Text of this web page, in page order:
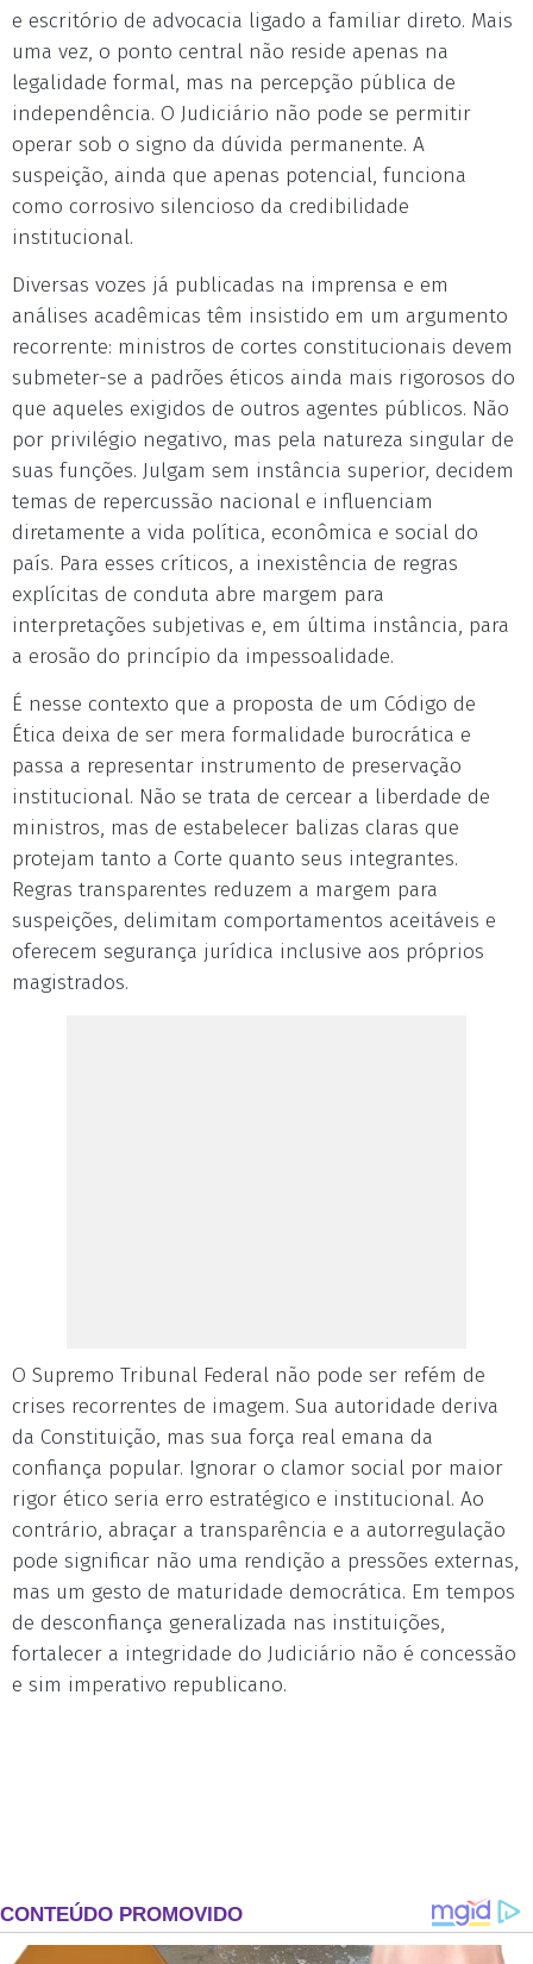
e escritório de advocacia ligado a familiar direto. Mais
uma vez, o ponto central não reside apenas na
legalidade formal, mas na percepção pública de
independência. O Judiciário não pode se permitir
operar sob o signo da dúvida permanente. A
suspeição, ainda que apenas potencial, funciona
como corrosivo silencioso da credibilidade
institucional.
Diversas vozes já publicadas na imprensa e em
análises acadêmicas têm insistido em um argumento
recorrente: ministros de cortes constitucionais devem
submeter-se a padrões éticos ainda mais rigorosos do
que aqueles exigidos de outros agentes públicos. Não
por privilégio negativo, mas pela natureza singular de
suas funções. Julgam sem instância superior, decidem
temas de repercussão nacional e influenciam
diretamente a vida política, econômica e social do
país. Para esses críticos, a inexistência de regras
explícitas de conduta abre margem para
interpretações subjetivas e, em última instância, para
a erosão do princípio da impessoalidade.
É nesse contexto que a proposta de um Código de
Ética deixa de ser mera formalidade burocrática e
passa a representar instrumento de preservação
institucional. Não se trata de cercear a liberdade de
ministros, mas de estabelecer balizas claras que
protejam tanto a Corte quanto seus integrantes.
Regras transparentes reduzem a margem para
suspeições, delimitam comportamentos aceitáveis e
oferecem segurança jurídica inclusive aos próprios
magistrados.
O Supremo Tribunal Federal não pode ser refém de
crises recorrentes de imagem. Sua autoridade deriva
da Constituição, mas sua força real emana da
confiança popular. Ignorar o clamor social por maior
rigor ético seria erro estratégico e institucional. Ao
contrário, abraçar a transparência e a autorregulação
pode significar não uma rendição a pressões externas,
mas um gesto de maturidade democrática. Em tempos
de desconfiança generalizada nas instituições,
fortalecer a integridade do Judiciário não é concessão
e sim imperativo republicano.